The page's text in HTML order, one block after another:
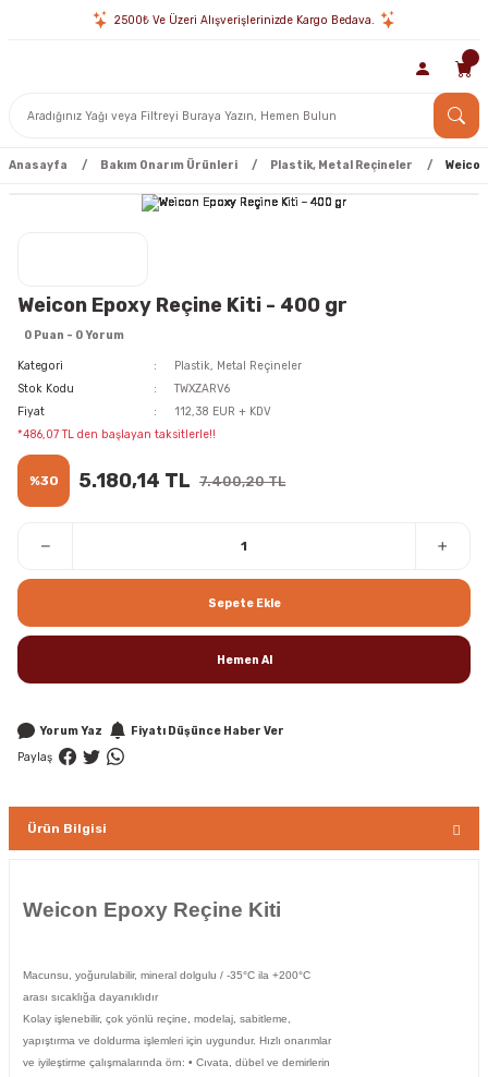
2500₺ Ve Üzeri Alışverişlerinizde Kargo Bedava.
Anasayfa Bakım Onarım Ürünleri Plastik, Metal Reçineler
Weicon Epoxy Reçine Kiti - 400 gr
0 Puan - 0 Yorum
Kategori
Plastik, Metal Reçineler
Stok Kodu
TWXZARV6
Fiyat
112,38 EUR + KDV
*486,07 TL den başlayan taksitlerle!!
%30 5.180,14 TL 7.400,20 TL
Sepete Ekle
Hemen Al
Yorum Yaz
Fiyatı Düşünce Haber Ver
Paylaş
Ürün Bilgisi
Weicon Epoxy Reçine Kiti
Macunsu, yoğurulabilir, mineral dolgulu / -35°C ila +200°C
arası sıcaklığa dayanıklıdır
Kolay işlenebilir, çok yönlü reçine, modelaj, sabitleme,
yapıştırma ve doldurma işlemleri için uygundur. Hızlı onarımlar
ve iyileştirme çalışmalarında örn: • Cıvata, dübel ve demirlerin